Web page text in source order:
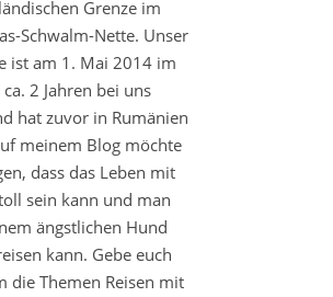
Grenze im
Schwalm-Nette. Unser
ist am 1. Mai 2014 im
2 Jahren bei uns
hat zuvor in Rumänien
meinem Blog möchte
dass das Leben mit
sein kann und man
ängstlichen Hund
kann. Gebe euch
die Themen Reisen mit